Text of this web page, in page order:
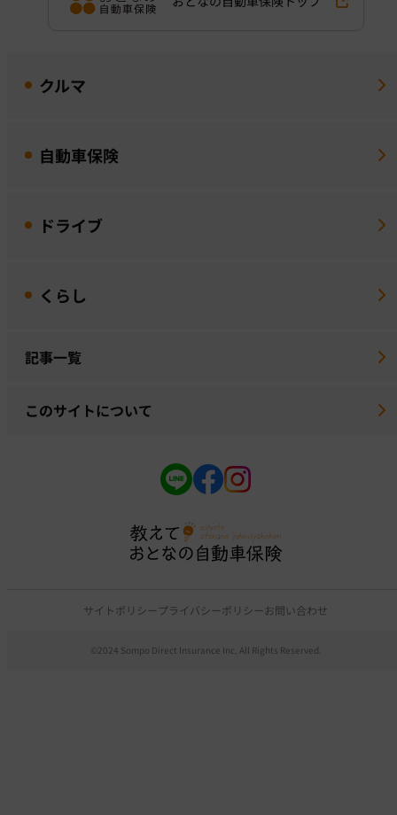
クルマ
自動車保険
ドライブ
くらし
記事一覧
このサイトについて
サイトポリシープライバシーポリシーお問い合わせ
©2024 Sompo Direct Insurance Inc. All Rights Reserved.